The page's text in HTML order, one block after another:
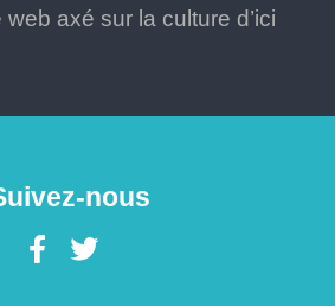
axé sur la culture d’ici
nous